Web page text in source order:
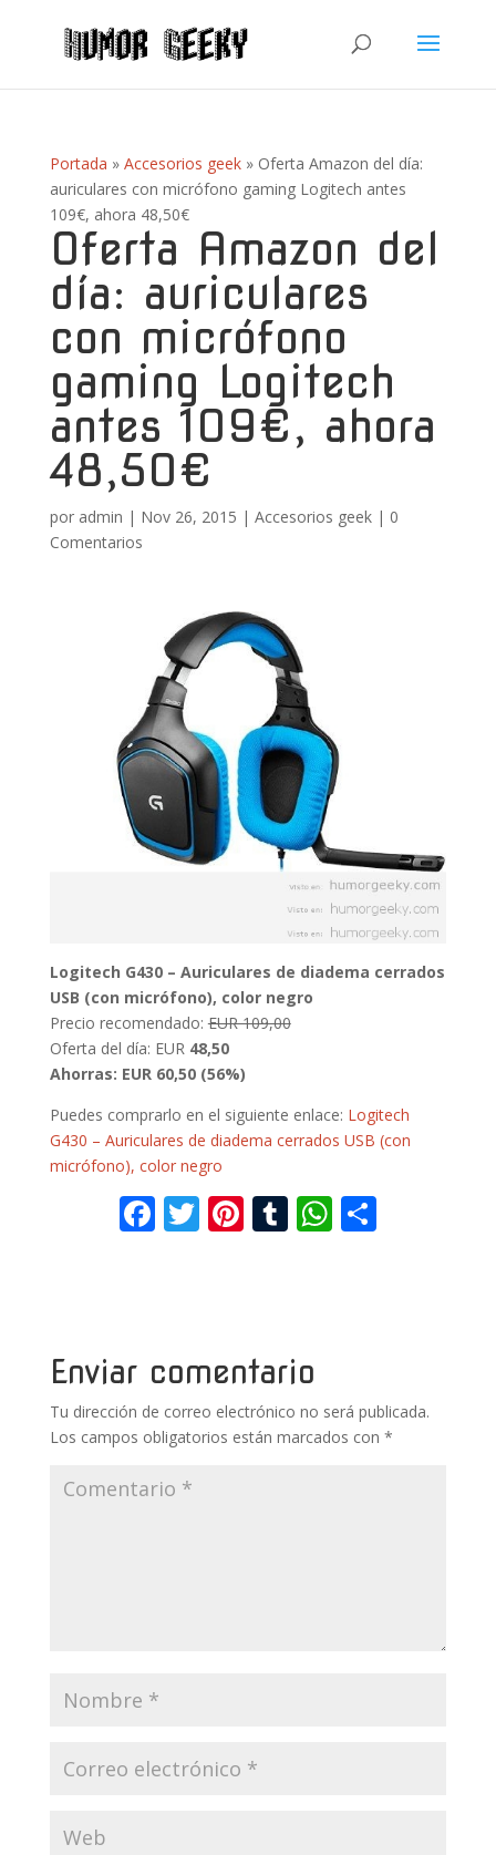
Portada » Accesorios geek» Oferta Amazon del día:
auriculares con micrófono gaming Logitech antes
109€, ahora 48,50€
Oferta Amazon del
día: auriculares
con micrófono
gaming Logitech
antes 109€, ahora
48,50€
por admin | Nov 26, 2015 | Accesorios geek| 0
Comentarios
Logitech G430 – Auriculares de diadema cerrados
USB (con micrófono), color negro
Precio recomendado:EUR 109,00
Oferta del día: EUR 48,50
Ahorras: EUR 60,50 (56%)
Puedes comprarlo en el siguiente enlace: Logitech
G430 – Auriculares de diadema cerrados USB (con
micrófono), color negro
F
o
o
k
T Pi
st
T
r
W
p r
Enviar comentario
Tu dirección de correo electrónico no será publicada.
Los campos obligatorios están marcados con *